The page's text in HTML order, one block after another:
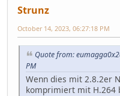
Strunz
October 14, 2023, 06:27:18 PM
Quote from:
PM
Wenn dies mit 2.8.2er
komprimiert mit H.264